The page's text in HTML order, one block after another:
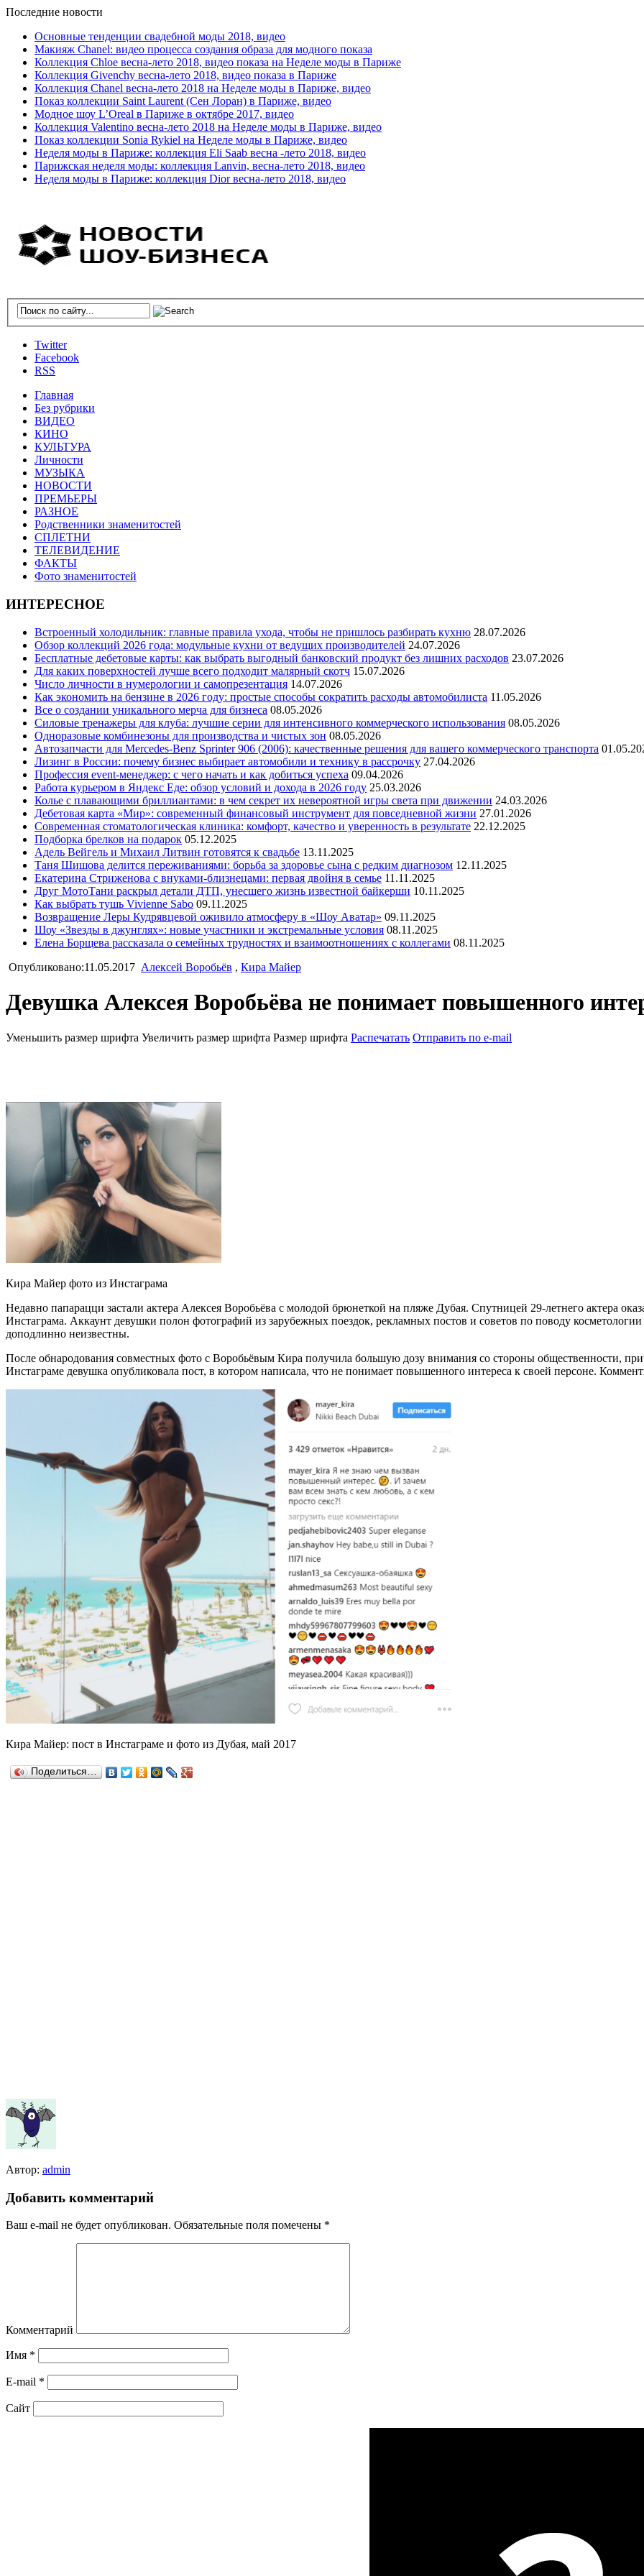
Последние новости
Основные тенденции свадебной моды 2018, видео
Макияж Chanel: видео процесса создания образа для модного показа
Коллекция Chloe весна-лето 2018, видео показа на Неделе моды в Париже
Коллекция Givenchy весна-лето 2018, видео показа в Париже
Коллекция Chanel весна-лето 2018 на Неделе моды в Париже, видео
Показ коллекции Saint Laurent (Сен Лоран) в Париже, видео
Модное шоу L’Oreal в Париже в октябре 2017, видео
Коллекция Valentino весна-лето 2018 на Неделе моды в Париже, видео
Показ коллекции Sonia Rykiel на Неделе моды в Париже, видео
Неделя моды в Париже: коллекция Eli Saab весна -лето 2018, видео
Парижская неделя моды: коллекция Lanvin, весна-лето 2018, видео
Неделя моды в Париже: коллекция Dior весна-лето 2018, видео
Twitter
Facebook
RSS
Главная
Без рубрики
ВИДЕО
КИНО
КУЛЬТУРА
Личности
МУЗЫКА
НОВОСТИ
ПРЕМЬЕРЫ
РАЗНОЕ
Родственники знаменитостей
СПЛЕТНИ
ТЕЛЕВИДЕНИЕ
ФАКТЫ
Фото знаменитостей
ИНТЕРЕСНОЕ
Встроенный холодильник: главные правила ухода, чтобы не пришлось разбирать кухню 28.07.2026
Обзор коллекций 2026 года: модульные кухни от ведущих производителей 24.07.2026
Бесплатные дебетовые карты: как выбрать выгодный банковский продукт без лишних расходов 23.07.2026
Для каких поверхностей лучше всего подходит малярный скотч 15.07.2026
Число личности в нумерологии и самопрезентация 14.07.2026
Как экономить на бензине в 2026 году: простые способы сократить расходы автомобилиста 11.05.2026
Все о создании уникального мерча для бизнеса 08.05.2026
Силовые тренажеры для клуба: лучшие серии для интенсивного коммерческого использования 08.05.2026
Одноразовые комбинезоны для производства и чистых зон 08.05.2026
Автозапчасти для Mercedes-Benz Sprinter 906 (2006): качественные решения для вашего коммерческого транспорта
Лизинг в России: почему бизнес выбирает автомобили и технику в рассрочку 27.04.2026
Профессия event-менеджер: с чего начать и как добиться успеха 09.04.2026
Работа курьером в Яндекс Еде: обзор условий и дохода в 2026 году 25.03.2026
Колье с плавающими бриллиантами: в чем секрет их невероятной игры света при движении 24.03.2026
Дебетовая карта «Мир»: современный финансовый инструмент для повседневной жизни 27.01.2026
Современная стоматологическая клиника: комфорт, качество и уверенность в результате 22.12.2025
Подборка брелков на подарок 05.12.2025
Адель Вейгель и Михаил Литвин готовятся к свадьбе 13.11.2025
Таня Шишова делится переживаниями: борьба за здоровье сына с редким диагнозом 12.11.2025
Екатерина Стриженова с внуками-близнецами: первая двойня в семье 11.11.2025
Друг МотоТани раскрыл детали ДТП, унесшего жизнь известной байкерши 10.11.2025
Как выбрать тушь Vivienne Sabo 09.11.2025
Возвращение Леры Кудрявцевой оживило атмосферу в «Шоу Аватар» 09.11.2025
Шоу «Звезды в джунглях»: новые участники и экстремальные условия 08.11.2025
Елена Борщева рассказала о семейных трудностях и взаимоотношениях с коллегами 08.11.2025
Опубликовано:11.05.2017 Алексей Воробьёв , Кира Майер
Девушка Алексея Воробьёва не понимает повышенного
Уменьшить размер шрифта Увеличить размер шрифта Размер шрифта Распечатать Отправить по e-mail
Кира Майер фото из Инстаграма
Недавно папарацци застали актера Алексея Воробьёва с молодой брюнеткой на пляже Дубая. Спутницей 29-летнего актера
Инстаграма. Аккаунт девушки полон фотографий из зарубежных поездок, рекламных постов и советов по поводу
доподлинно неизвестны.
После обнародования совместных фото с Воробьёвым Кира получила большую дозу внимания со стороны общественности,
Инстаграме девушка опубликовала пост, в котором написала, что не понимает повышенного интереса к своей персоне.
Кира Майер: пост в Инстаграме и фото из Дубая, май 2017
Поделиться…
Автор: admin
Добавить комментарий
Ваш e-mail не будет опубликован. Обязательные поля помечены *
Комментарий
Имя *
E-mail *
Сайт